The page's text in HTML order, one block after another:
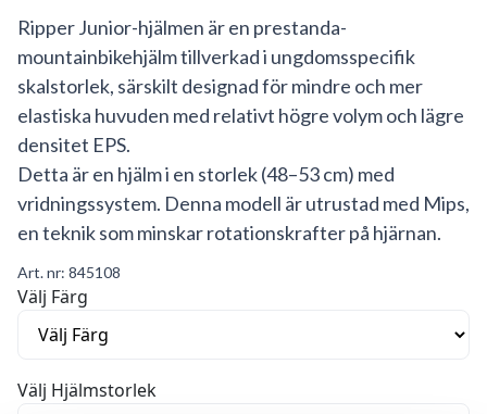
Ripper Junior-hjälmen är en prestanda-
mountainbikehjälm tillverkad i ungdomsspecifik
skalstorlek, särskilt designad för mindre och mer
elastiska huvuden med relativt högre volym och lägre
densitet EPS.
Detta är en hjälm i en storlek (48–53 cm) med
vridningssystem. Denna modell är utrustad med Mips,
en teknik som minskar rotationskrafter på hjärnan.
Art. nr: 845108
Välj Färg
Välj Hjälmstorlek